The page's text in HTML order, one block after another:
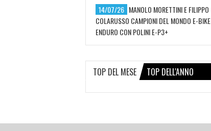
14/07/26 MANOLO MORETTINI E FILIPPO
COLARUSSO CAMPIONI DEL MONDO E-BIKE
ENDURO CON POLINI E-P3+
TOP DEL MESE TOP DELL'ANNO